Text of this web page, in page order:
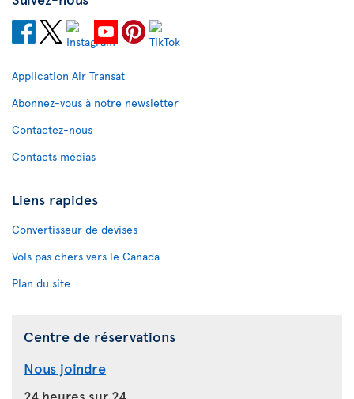
Application Air Transat
Abonnez-vous à notre newsletter
Contactez-nous
Contacts médias
Liens rapides
Convertisseur de devises
Vols pas chers vers le Canada
Plan du site
Centre de réservations
Nous joindre